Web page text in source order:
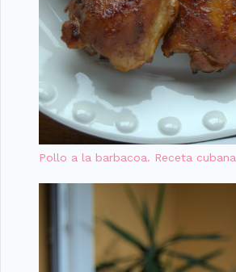
Pollo a la barbacoa. Receta cubana